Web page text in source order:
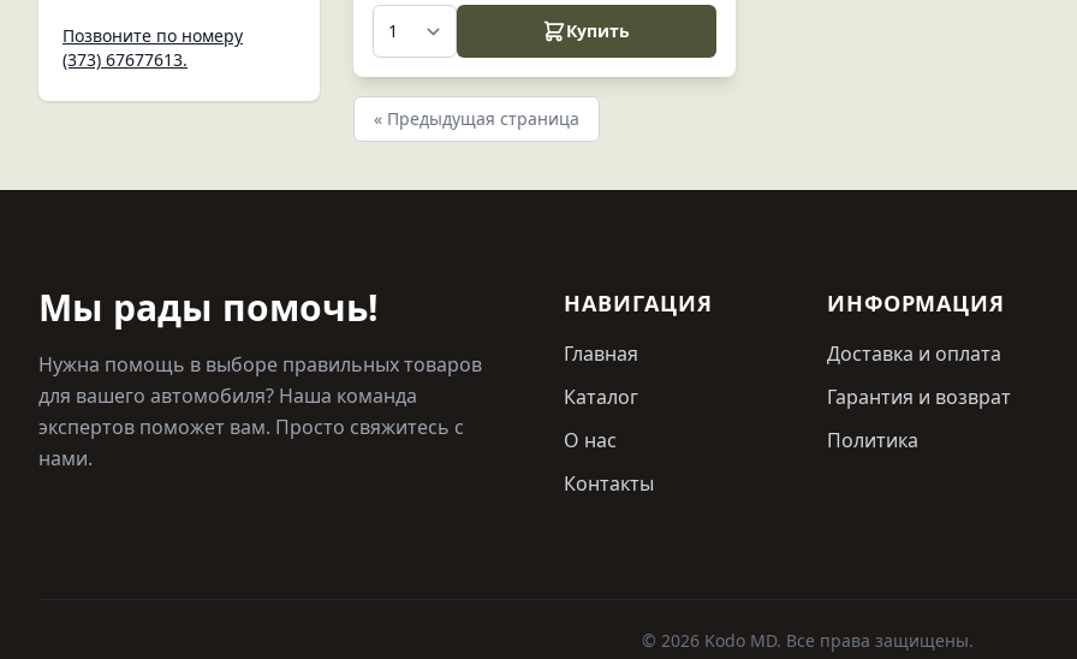
Позвоните по номеру
(373) 67677613.
Купить
« Предыдущая страница
Мы рады помочь!
Нужна помощь в выборе правильных товаров
для вашего автомобиля? Наша команда
экспертов поможет вам. Просто свяжитесь с
нами.
НАВИГАЦИЯ
Главная
Каталог
О нас
Контакты
ИНФОРМАЦИЯ
Доставка и оплата
Гарантия и возврат
Политика
© 2026 Kodo MD. Все права защищены.